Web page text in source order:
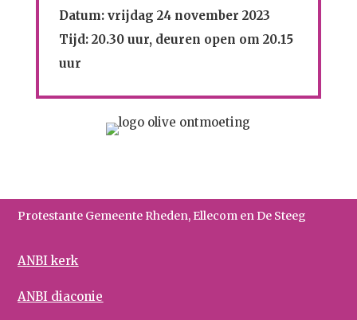
Datum: vrijdag 24 november 2023
Tijd: 20.30 uur, deuren open om 20.15
uur
Protestante Gemeente Rheden, Ellecom en De Steeg
ANBI kerk
ANBI diaconie